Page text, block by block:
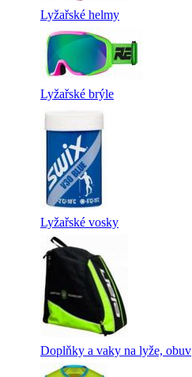
Lyžařské helmy
Lyžařské brýle
Lyžařské vosky
Doplňky a vaky na lyže, obuv